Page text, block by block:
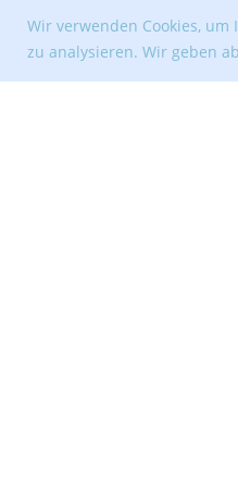
Wir verwenden Cookies,
zu analysieren. Wir geben